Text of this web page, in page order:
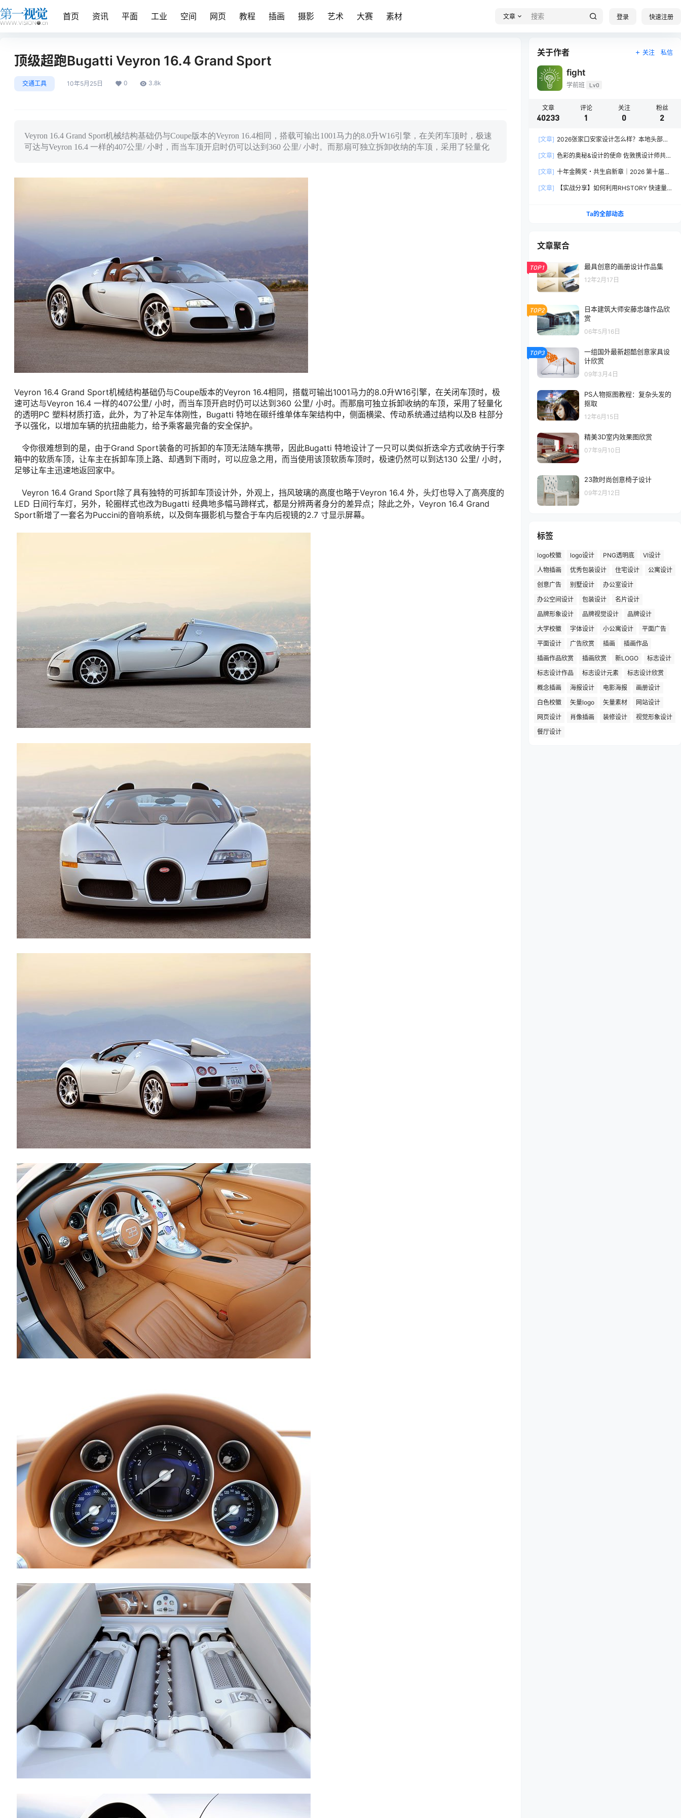
首页 资讯 平面 工业 空间 网页 教程 插画 摄影 艺术 大赛 素材 文章 登录 快速注册
顶级超跑Bugatti Veyron 16.4 Grand Sport
交通工具 10年5月25日 0 3.8k
Veyron 16.4 Grand Sport机械结构基础仍与Coupe版本的Veyron 16.4相同，搭载可输出1001马力的8.0升W16引擎，在关闭车顶时，极速
可达与Veyron 16.4 一样的407公里/ 小时，而当车顶开启时仍可以达到360 公里/ 小时。而那扇可独立拆卸收纳的车顶，采用了轻量化
Veyron 16.4 Grand Sport机械结构基础仍与Coupe版本的Veyron 16.4相同，搭载可输出1001马力的8.0升W16引擎，在关闭车顶时，极
速可达与Veyron 16.4 一样的407公里/ 小时，而当车顶开启时仍可以达到360 公里/ 小时。而那扇可独立拆卸收纳的车顶，采用了轻量化
的透明PC 塑料材质打造，此外，为了补足车体刚性，Bugatti 特地在碳纤维单体车架结构中，侧面横梁、传动系统通过结构以及B 柱部分
予以强化，以增加车辆的抗扭曲能力，给予乘客最完备的安全保护。
令你很难想到的是，由于Grand Sport装备的可拆卸的车顶无法随车携带，因此Bugatti 特地设计了一只可以类似折迭伞方式收纳于行李
箱中的软质车顶，让车主在拆卸车顶上路、却遇到下雨时，可以应急之用，而当使用该顶软质车顶时，极速仍然可以到达130 公里/ 小时，
足够让车主迅速地返回家中。
Veyron 16.4 Grand Sport除了具有独特的可拆卸车顶设计外，外观上，挡风玻璃的高度也略于Veyron 16.4 外，头灯也导入了高亮度的
LED 日间行车灯，另外，轮圈样式也改为Bugatti 经典地多幅马蹄样式，都是分辨两者身分的差异点；除此之外，Veyron 16.4 Grand
Sport新增了一套名为Puccini的音响系统，以及倒车摄影机与整合于车内后视镜的2.7 寸显示屏幕。
关于作者 关注 私信
fight
学前班 Lv0
文章
40233
评论
1
关注
0
粉丝
2
[文章] 2026张家口安家设计怎么样？本地头部全
[文章] 色彩的奥秘&设计的使命 佐敦携设计师共探
[文章] 十年金腾奖・共生启新章｜2026 第十届金
[文章]
【实战分享】如何利用RHSTORY 快速量
Ta的全部动态
文章聚合
TOP1 最具创意的画册设计作品集
12年2月17日
TOP2
日本建筑大师安藤忠雄作品欣
赏
06年5月16日
TOP3
一组国外最新超酷创意家具设
计欣赏
09年3月4日
PS人物抠图教程：复杂头发的
抠取
12年6月15日
精美3D室内效果图欣赏
07年9月10日
23款时尚创意椅子设计
09年2月12日
标签
logo校徽 logo设计 PNG透明底
VI设计
人物插画
优秀包装设计 住宅设计
公寓设计
创意广告
别墅设计
办公室设计
办公空间设计
包装设计
名片设计
品牌形象设计
品牌视觉设计
品牌设计
大学校徽
字体设计 小公寓设计
平面广告
平面设计
广告欣赏 插画
插画作品
插画作品欣赏
插画欣赏 新LOGO
标志设计
标志设计作品
标志设计元素
标志设计欣赏
概念插画
海报设计 电影海报
画册设计
白色校徽
矢量logo 矢量素材
网站设计
网页设计
肖像插画 装修设计
视觉形象设计
餐厅设计